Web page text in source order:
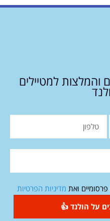
למטיילים
ואת מדיניות הפרטיות
על הולנד 👍